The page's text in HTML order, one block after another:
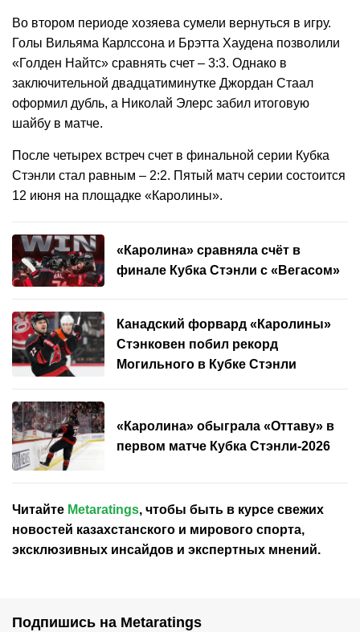
Во втором периоде хозяева сумели вернуться в игру.
Голы Вильяма Карлссона и Брэтта Хаудена позволили
«Голден Найтс» сравнять счет – 3:3. Однако в
заключительной двадцатиминутке Джордан Стаал
оформил дубль, а Николай Элерс забил итоговую
шайбу в матче.
После четырех встреч счет в финальной серии Кубка
Стэнли стал равным – 2:2. Пятый матч серии состоится
12 июня на площадке «Каролины».
«Каролина» сравняла счёт в
финале Кубка Стэнли с «Вегасом»
Канадский форвард «Каролины»
Стэнковен побил рекорд
Могильного в Кубке Стэнли
«Каролина» обыграла «Оттаву» в
первом матче Кубка Стэнли-2026
Читайте Metaratings, чтобы быть в курсе свежих
новостей казахстанского и мирового спорта,
эксклюзивных инсайдов и экспертных мнений.
Подпишись на Metaratings